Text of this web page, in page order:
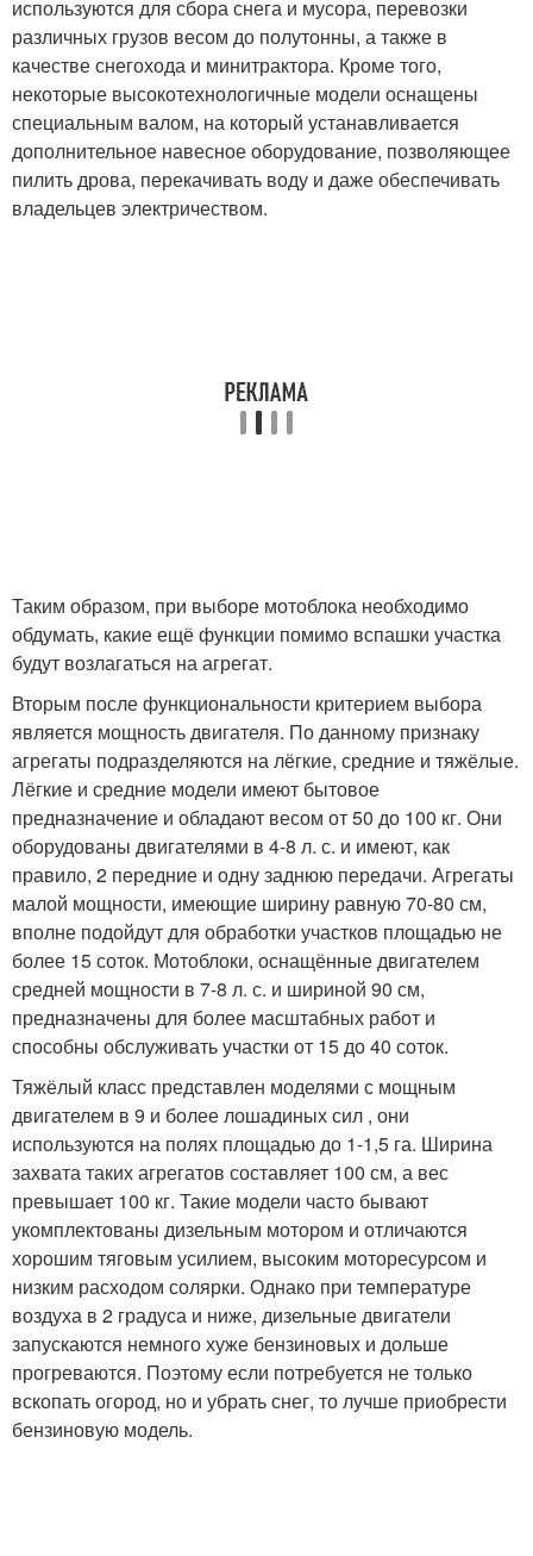
используются для сбора снега и мусора, перевозки
различных грузов весом до полутонны, а также в
качестве снегохода и минитрактора. Кроме того,
некоторые высокотехнологичные модели оснащены
специальным валом, на который устанавливается
дополнительное навесное оборудование, позволяющее
пилить дрова, перекачивать воду и даже обеспечивать
владельцев электричеством.
Таким образом, при выборе мотоблока необходимо
обдумать, какие ещё функции помимо вспашки участка
будут возлагаться на агрегат.
Вторым после функциональности критерием выбора
является мощность двигателя. По данному признаку
агрегаты подразделяются на лёгкие, средние и тяжёлые.
Лёгкие и средние модели имеют бытовое
предназначение и обладают весом от 50 до 100 кг. Они
оборудованы двигателями в 4-8 л. с. и имеют, как
правило, 2 передние и одну заднюю передачи. Агрегаты
малой мощности, имеющие ширину равную 70-80 см,
вполне подойдут для обработки участков площадью не
более 15 соток. Мотоблоки, оснащённые двигателем
средней мощности в 7-8 л. с. и шириной 90 см,
предназначены для более масштабных работ и
способны обслуживать участки от 15 до 40 соток.
Тяжёлый класс представлен моделями с мощным
двигателем в 9 и более лошадиных сил , они
используются на полях площадью до 1-1,5 га. Ширина
захвата таких агрегатов составляет 100 см, а вес
превышает 100 кг. Такие модели часто бывают
укомплектованы дизельным мотором и отличаются
хорошим тяговым усилием, высоким моторесурсом и
низким расходом солярки. Однако при температуре
воздуха в 2 градуса и ниже, дизельные двигатели
запускаются немного хуже бензиновых и дольше
прогреваются. Поэтому если потребуется не только
вскопать огород, но и убрать снег, то лучше приобрести
бензиновую модель.